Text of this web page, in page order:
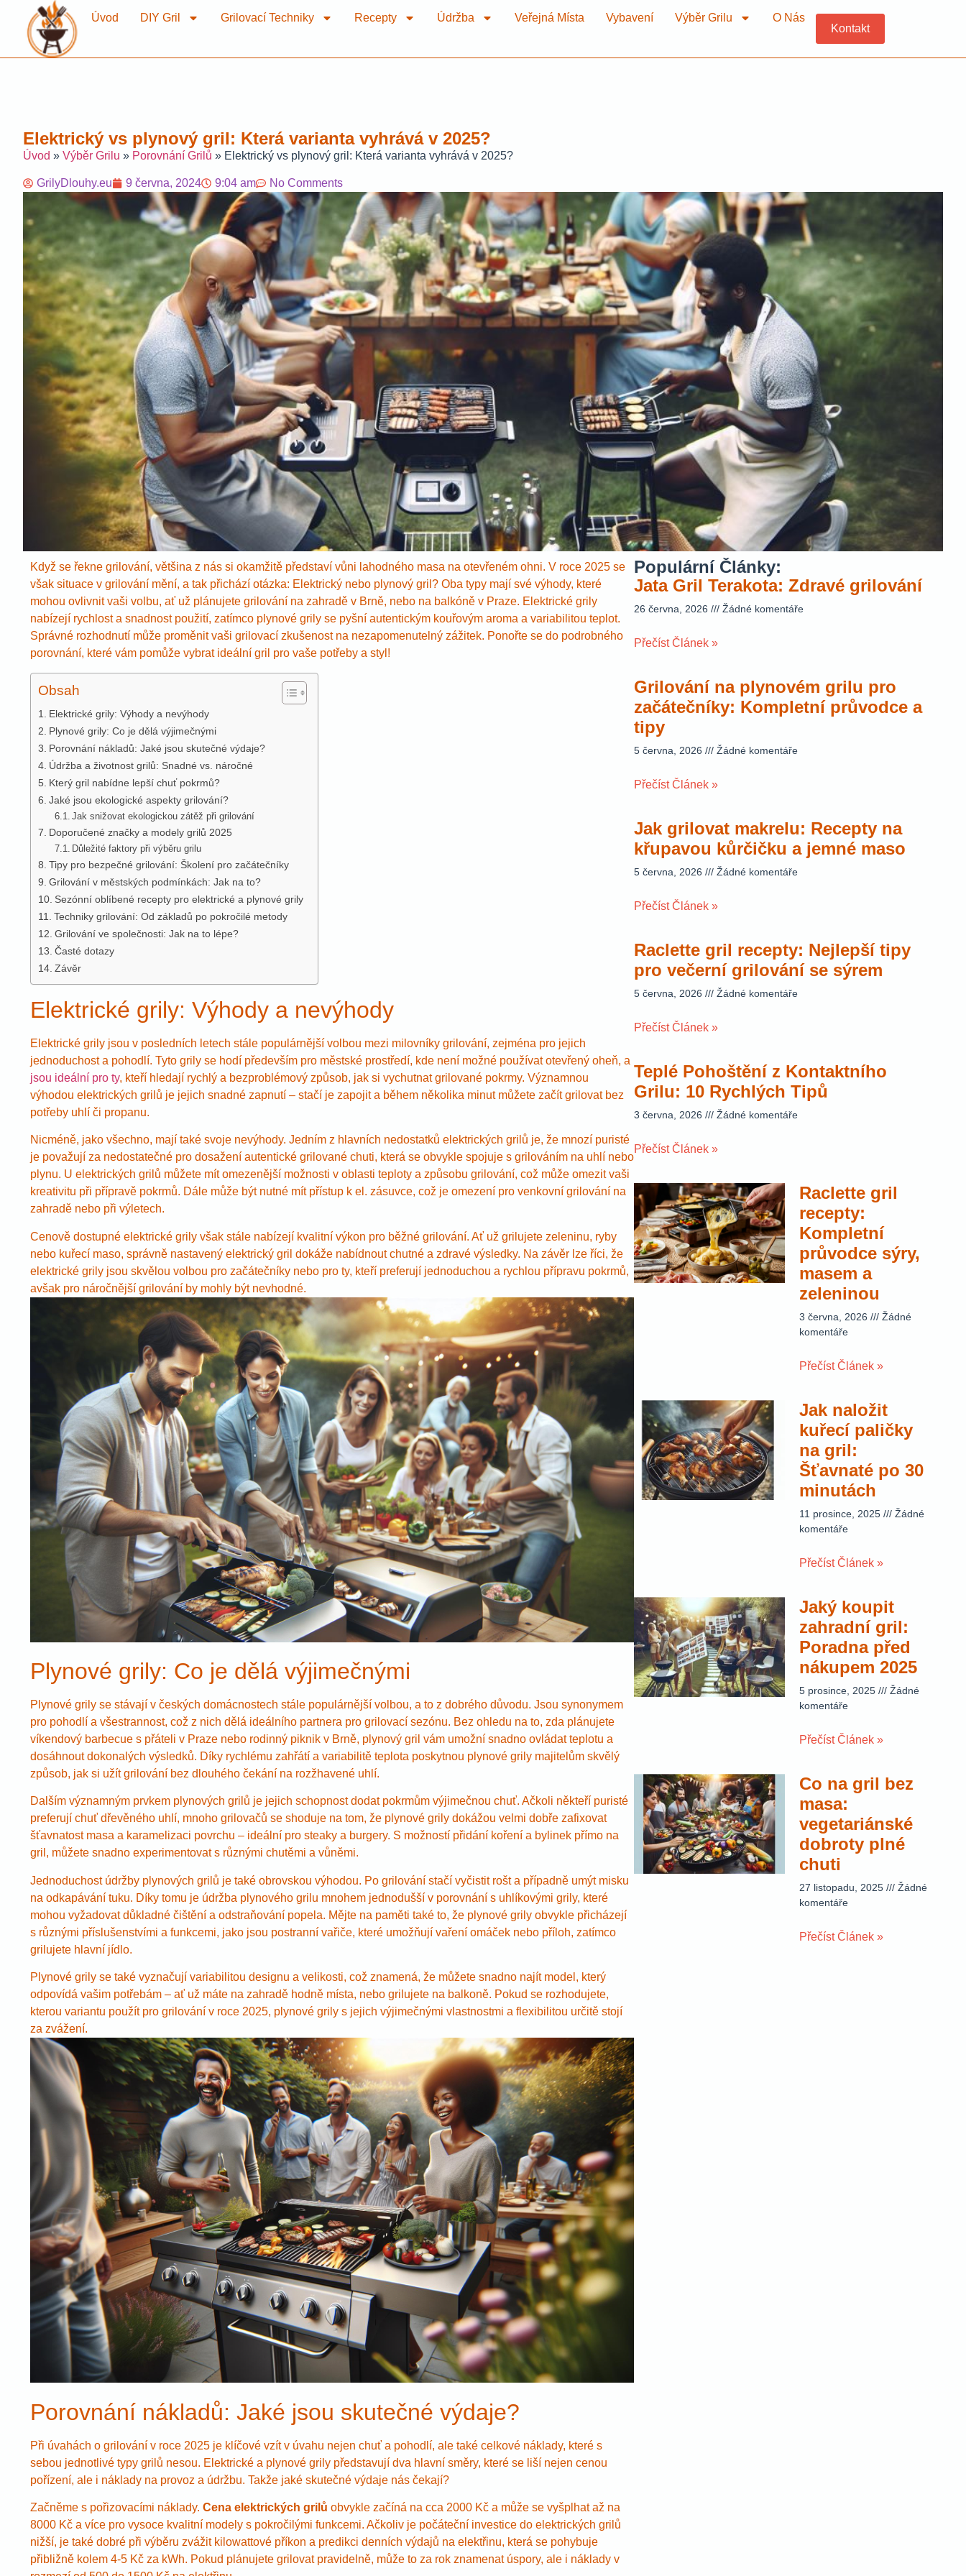
Úvod DIY Gril Grilovací Techniky Recepty Údržba Veřejná Místa Vybavení Výběr Grilu
O Nás
Kontakt
Elektrický vs plynový gril: Která varianta vyhrává v 2025?
Úvod » Výběr Grilu » Porovnání Grilů » Elektrický vs plynový gril: Která varianta vyhrává v 2025?
GrilyDlouhy.eu 9 června, 2024 9:04 am No Comments
Když se řekne grilování, většina z nás si okamžitě představí vůni lahodného masa na otevřeném ohni. V roce 2025 se
však situace v grilování mění, a tak přichází otázka: Elektrický nebo plynový gril? Oba typy mají své výhody, které
mohou ovlivnit vaši volbu, ať už plánujete grilování na zahradě v Brně, nebo na balkóně v Praze. Elektrické grily
nabízejí rychlost a snadnost použití, zatímco plynové grily se pyšní autentickým kouřovým aroma a variabilitou teplot.
Správné rozhodnutí může proměnit vaši grilovací zkušenost na nezapomenutelný zážitek. Ponořte se do podrobného
porovnání, které vám pomůže vybrat ideální gril pro vaše potřeby a styl!
Obsah
Elektrické grily: Výhody a nevýhody
Plynové grily: Co je dělá výjimečnými
Porovnání nákladů: Jaké jsou skutečné výdaje?
Údržba a životnost grilů: Snadné vs. náročné
Který gril nabídne lepší chuť pokrmů?
Jaké jsou ekologické aspekty grilování?
Jak snižovat ekologickou zátěž při grilování
Doporučené značky a modely grilů 2025
Důležité faktory při výběru grilu
Tipy pro bezpečné grilování: Školení pro začátečníky
Grilování v městských podmínkách: Jak na to?
Sezónní oblíbené recepty pro elektrické a plynové grily
Techniky grilování: Od základů po pokročilé metody
Grilování ve společnosti: Jak na to lépe?
Časté dotazy
Závěr
Elektrické grily: Výhody a nevýhody
Elektrické grily jsou v posledních letech stále populárnější volbou mezi milovníky grilování, zejména pro jejich
jednoduchost a pohodlí. Tyto grily se hodí především pro městské prostředí, kde není možné používat otevřený oheň, a
jsou ideální pro ty, kteří hledají rychlý a bezproblémový způsob, jak si vychutnat grilované pokrmy. Významnou
výhodou elektrických grilů je jejich snadné zapnutí – stačí je zapojit a během několika minut můžete začít grilovat bez
potřeby uhlí či propanu.
Nicméně, jako všechno, mají také svoje nevýhody. Jedním z hlavních nedostatků elektrických grilů je, že mnozí puristé
je považují za nedostatečné pro dosažení autentické grilované chuti, která se obvykle spojuje s grilováním na uhlí nebo
plynu. U elektrických grilů můžete mít omezenější možnosti v oblasti teploty a způsobu grilování, což může omezit vaši
kreativitu při přípravě pokrmů. Dále může být nutné mít přístup k el. zásuvce, což je omezení pro venkovní grilování na
zahradě nebo při výletech.
Cenově dostupné elektrické grily však stále nabízejí kvalitní výkon pro běžné grilování. Ať už grilujete zeleninu, ryby
nebo kuřecí maso, správně nastavený elektrický gril dokáže nabídnout chutné a zdravé výsledky. Na závěr lze říci, že
elektrické grily jsou skvělou volbou pro začátečníky nebo pro ty, kteří preferují jednoduchou a rychlou přípravu pokrmů,
avšak pro náročnější grilování by mohly být nevhodné.
Plynové grily: Co je dělá výjimečnými
Plynové grily se stávají v českých domácnostech stále populárnější volbou, a to z dobrého důvodu. Jsou synonymem
pro pohodlí a všestrannost, což z nich dělá ideálního partnera pro grilovací sezónu. Bez ohledu na to, zda plánujete
víkendový barbecue s přáteli v Praze nebo rodinný piknik v Brně, plynový gril vám umožní snadno ovládat teplotu a
dosáhnout dokonalých výsledků. Díky rychlému zahřátí a variabilitě teplota poskytnou plynové grily majitelům skvělý
způsob, jak si užít grilování bez dlouhého čekání na rozžhavené uhlí.
Dalším významným prvkem plynových grilů je jejich schopnost dodat pokrmům výjimečnou chuť. Ačkoli někteří puristé
preferují chuť dřevěného uhlí, mnoho grilovačů se shoduje na tom, že plynové grily dokážou velmi dobře zafixovat
šťavnatost masa a karamelizaci povrchu – ideální pro steaky a burgery. S možností přidání koření a bylinek přímo na
gril, můžete snadno experimentovat s různými chutěmi a vůněmi.
Jednoduchost údržby plynových grilů je také obrovskou výhodou. Po grilování stačí vyčistit rošt a případně umýt misku
na odkapávání tuku. Díky tomu je údržba plynového grilu mnohem jednodušší v porovnání s uhlíkovými grily, které
mohou vyžadovat důkladné čištění a odstraňování popela. Mějte na paměti také to, že plynové grily obvykle přicházejí
s různými příslušenstvími a funkcemi, jako jsou postranní vařiče, které umožňují vaření omáček nebo příloh, zatímco
grilujete hlavní jídlo.
Plynové grily se také vyznačují variabilitou designu a velikosti, což znamená, že můžete snadno najít model, který
odpovídá vašim potřebám – ať už máte na zahradě hodně místa, nebo grilujete na balkoně. Pokud se rozhodujete,
kterou variantu použít pro grilování v roce 2025, plynové grily s jejich výjimečnými vlastnostmi a flexibilitou určitě stojí
za zvážení.
Porovnání nákladů: Jaké jsou skutečné výdaje?
Při úvahách o grilování v roce 2025 je klíčové vzít v úvahu nejen chuť a pohodlí, ale také celkové náklady, které s
sebou jednotlivé typy grilů nesou. Elektrické a plynové grily představují dva hlavní směry, které se liší nejen cenou
pořízení, ale i náklady na provoz a údržbu. Takže jaké skutečné výdaje nás čekají?
Začněme s pořizovacími náklady. Cena elektrických grilů obvykle začíná na cca 2000 Kč a může se vyšplhat až na
8000 Kč a více pro vysoce kvalitní modely s pokročilými funkcemi. Ačkoliv je počáteční investice do elektrických grilů
nižší, je také dobré při výběru zvážit kilowattové příkon a predikci denních výdajů na elektřinu, která se pohybuje
přibližně kolem 4-5 Kč za kWh. Pokud plánujete grilovat pravidelně, může to za rok znamenat úspory, ale i náklady v
Populární Články:
Jata Gril Terakota: Zdravé grilování
26 června, 2026 Žádné komentáře
Přečíst Článek »
Grilování na plynovém grilu pro
začátečníky: Kompletní průvodce a
tipy
5 června, 2026 Žádné komentáře
Přečíst Článek »
Jak grilovat makrelu: Recepty na
křupavou kůrčičku a jemné maso
5 června, 2026 Žádné komentáře
Přečíst Článek »
Raclette gril recepty: Nejlepší tipy
pro večerní grilování se sýrem
5 června, 2026 Žádné komentáře
Přečíst Článek »
Teplé Pohoštění z Kontaktního
Grilu: 10 Rychlých Tipů
3 června, 2026 Žádné komentáře
Přečíst Článek »
Raclette gril
recepty:
Kompletní
průvodce sýry,
masem a
zeleninou
3 června, 2026
Žádné
komentáře
Přečíst Článek »
Jak naložit
kuřecí paličky
na gril:
Šťavnaté po 30
minutách
11 prosince, 2025
Žádné
komentáře
Přečíst Článek »
Jaký koupit
zahradní gril:
Poradna před
nákupem 2025
5 prosince, 2025
Žádné
komentáře
Přečíst Článek »
Co na gril bez
masa:
vegetariánské
dobroty plné
chuti
27 listopadu, 2025
Žádné
komentáře
Přečíst Článek »